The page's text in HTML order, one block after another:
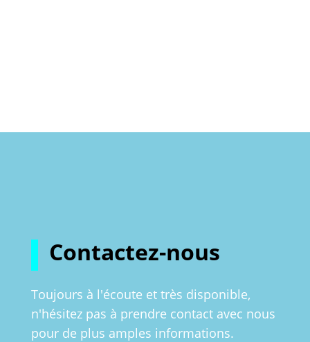
Contactez-nous
Toujours à l'écoute et très disponible,
n'hésitez pas à prendre contact avec nous
pour de plus amples informations.